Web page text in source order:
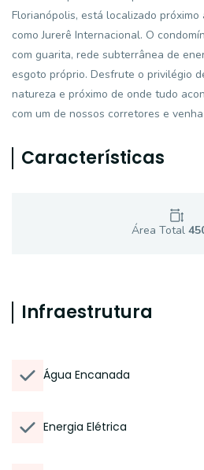
Florianópolis, está localizado
como Jurerê Internacional. O
com guarita, rede subterrânea de
esgoto próprio. Desfrute o privilégio
natureza e próximo de onde tudo
com um de nossos corretores e
Características
Área Total
Infraestrutura
Água Encanada
Energia Elétrica